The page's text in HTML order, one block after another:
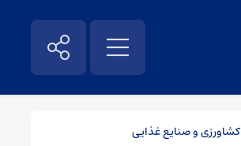
کشاورزی و صنایع غذایی